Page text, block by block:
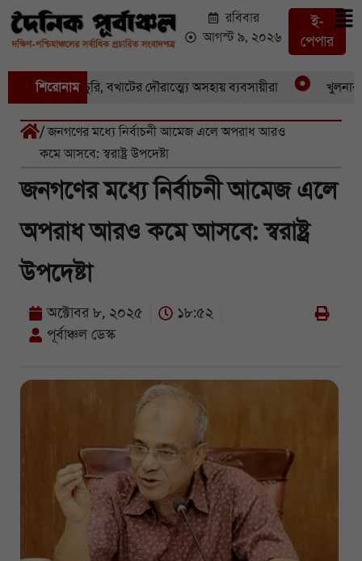
রবিবার
আগস্ট ৯, ২০২৬
ই-
পেপার
শিরোনাম
পর একচুরি, বখাটের দৌরাত্ম্যে অসহায় ব্যবসায়ীরা খুলনার
/ জনগণের মধ্যে নির্বাচনী আমেজ এলে অপরাধ আরও
কমে আসবে: স্বরাষ্ট্র উপদেষ্টা
জনগণের মধ্যে নির্বাচনী আমেজ এলে
অপরাধ আরও কমে আসবে: স্বরাষ্ট্র
উপদেষ্টা
অক্টোবর ৮, ২০২৫
১৮:৫২
পূর্বাঞ্চল ডেস্ক